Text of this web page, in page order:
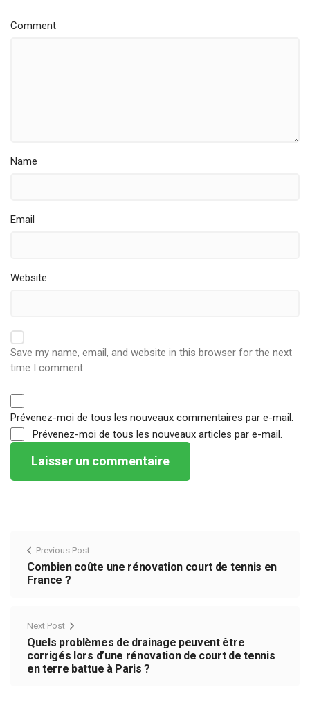
Comment
Name
Email
Website
Save my name, email, and website in this browser for the next
time I comment.
Prévenez-moi de tous les nouveaux commentaires par e-mail.
Prévenez-moi de tous les nouveaux articles par e-mail.
Previous Post
Combien coûte une rénovation court de tennis en
France ?
Next Post
Quels problèmes de drainage peuvent être
corrigés lors d’une rénovation de court de tennis
en terre battue à Paris ?